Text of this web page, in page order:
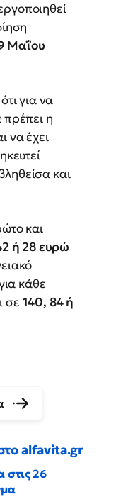
Μαΐου
για να
πρέπει η
να έχει
και
και
ή 28 ευρώ
κάθε
σε 140, 84 ή
alfavita.gr
στις 26